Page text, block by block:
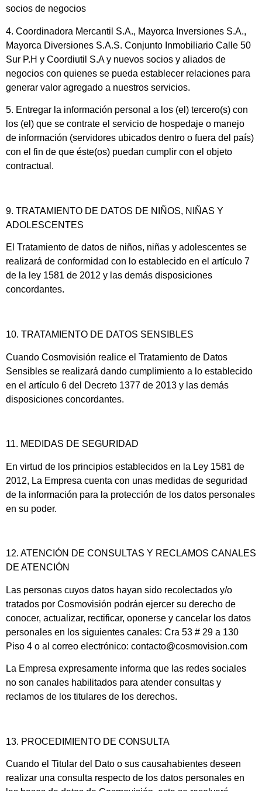
socios de negocios
4. Coordinadora Mercantil S.A., Mayorca Inversiones S.A.,
Mayorca Diversiones S.A.S. Conjunto Inmobiliario Calle 50
Sur P.H y Coordiutil S.A y nuevos socios y aliados de
negocios con quienes se pueda establecer relaciones para
generar valor agregado a nuestros servicios.
5. Entregar la información personal a los (el) tercero(s) con
los (el) que se contrate el servicio de hospedaje o manejo
de información (servidores ubicados dentro o fuera del país)
con el fin de que éste(os) puedan cumplir con el objeto
contractual.
9. TRATAMIENTO DE DATOS DE NIÑOS, NIÑAS Y
ADOLESCENTES
El Tratamiento de datos de niños, niñas y adolescentes se
realizará de conformidad con lo establecido en el artículo 7
de la ley 1581 de 2012 y las demás disposiciones
concordantes.
10. TRATAMIENTO DE DATOS SENSIBLES
Cuando Cosmovisión realice el Tratamiento de Datos
Sensibles se realizará dando cumplimiento a lo establecido
en el artículo 6 del Decreto 1377 de 2013 y las demás
disposiciones concordantes.
11. MEDIDAS DE SEGURIDAD
En virtud de los principios establecidos en la Ley 1581 de
2012, La Empresa cuenta con unas medidas de seguridad
de la información para la protección de los datos personales
en su poder.
12. ATENCIÓN DE CONSULTAS Y RECLAMOS CANALES
DE ATENCIÓN
Las personas cuyos datos hayan sido recolectados y/o
tratados por Cosmovisión podrán ejercer su derecho de
conocer, actualizar, rectificar, oponerse y cancelar los datos
personales en los siguientes canales: Cra 53 # 29 a 130
Piso 4 o al correo electrónico: contacto@cosmovision.com
La Empresa expresamente informa que las redes sociales
no son canales habilitados para atender consultas y
reclamos de los titulares de los derechos.
13. PROCEDIMIENTO DE CONSULTA
Cuando el Titular del Dato o sus causahabientes deseen
realizar una consulta respecto de los datos personales en